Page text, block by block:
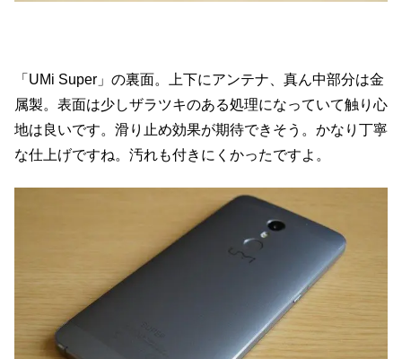
「UMi Super」の裏面。上下にアンテナ、真ん中部分は金
属製。表面は少しザラツキのある処理になっていて触り心
地は良いです。滑り止め効果が期待できそう。かなり丁寧
な仕上げですね。汚れも付きにくかったですよ。